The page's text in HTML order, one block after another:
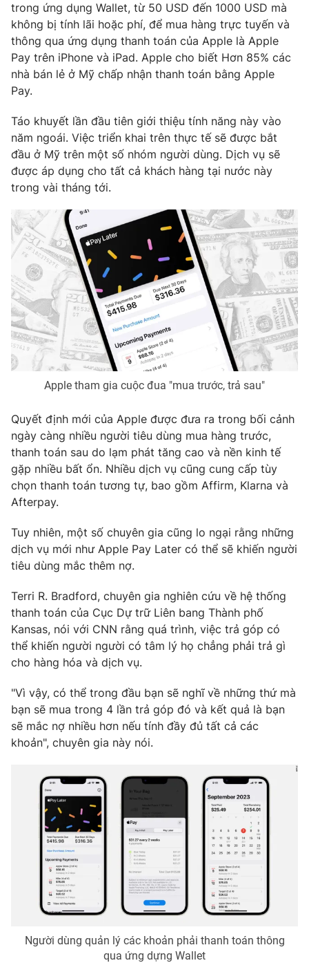
Góc doanh nghiệp
Truyền hình
Phim VTV
Hậu trường
Nhân vật
Khán giả
Giải sao mai
Giải trí
Điện ảnh
Sao
Đời sống
Du lịch
Làm đẹp
Chất lượng cuộc sống
Giáo dục
Tuyển sinh
Học trực tuyến
Công nghệ
Hitech Công nghệ tương lai
Sản phẩm
Thị trường
Tư vấn
Giao lưu trực tuyến
Lịch phát sóng
Chuyên mục khác
Emagazine Podcast
Photo Infographic
VTV Money VTV Thể thao
VTV Sức khoẻ Bất động sản
Thị trường 24h Tấm lòng Việt
VTV4
VTV9 VTV8
Liên hệ tòa soạn English
THỜI BÁO VTV
Theo dõi báo trên
Cơ quan chủ quản:Đài Truyền hình Việt Nam
Cơ quan báo chí:Thời báo VTV
Giấy phép hoạt động báo in và báo điện tử số 483/GP-BTTTT
cấp ngày 29/12/2023
Tổng Biên tập:
Vũ Thanh Thủy
Phó Tổng Biên tập:Nguyễn Thị Mỹ Hạnh, Phạm Quốc Thắng,
024.38 355 931 - 024.38 355 932
trong ứng dụng Wallet, từ 50 USD đến 1000 USD mà
không bị tính lãi hoặc phí, để mua hàng trực tuyến và
thông qua ứng dụng thanh toán của Apple là Apple
Pay trên iPhone và iPad. Apple cho biết Hơn 85% các
nhà bán lẻ ở Mỹ chấp nhận thanh toán bằng Apple
Pay.
Táo khuyết lần đầu tiên giới thiệu tính năng này vào
năm ngoái. Việc triển khai trên thực tế sẽ được bắt
đầu ở Mỹ trên một số nhóm người dùng. Dịch vụ sẽ
được áp dụng cho tất cả khách hàng tại nước này
trong vài tháng tới.
Apple tham gia cuộc đua "mua trước, trả sau"
Quyết định mới của Apple được đưa ra trong bối cảnh
ngày càng nhiều người tiêu dùng mua hàng trước,
thanh toán sau do lạm phát tăng cao và nền kinh tế
gặp nhiều bất ổn. Nhiều dịch vụ cũng cung cấp tùy
chọn thanh toán tương tự, bao gồm Affirm, Klarna và
Afterpay.
Tuy nhiên, một số chuyên gia cũng lo ngại rằng những
dịch vụ mới như Apple Pay Later có thể sẽ khiến người
tiêu dùng mắc thêm nợ.
Terri R. Bradford, chuyên gia nghiên cứu về hệ thống
thanh toán của Cục Dự trữ Liên bang Thành phố
Kansas, nói với CNN rằng quá trình, việc trả góp có
thể khiến người người có tâm lý họ chẳng phải trả gì
cho hàng hóa và dịch vụ.
"Vì vậy, có thể trong đầu bạn sẽ nghĩ về những thứ mà
bạn sẽ mua trong 4 lần trả góp đó và kết quả là bạn
sẽ mắc nợ nhiều hơn nếu tính đầy đủ tất cả các
khoản", chuyên gia này nói.
Người dùng quản lý các khoản phải thanh toán thông
qua ứng dựng Wallet